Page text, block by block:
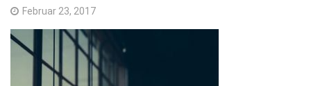
Februar 23, 2017